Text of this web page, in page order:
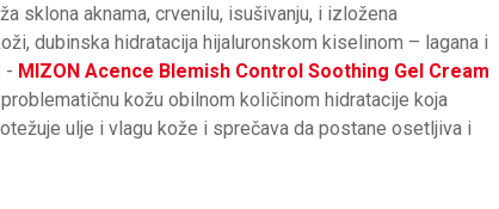
sklona aknama, crvenilu, isušivanju, i izložena
dubinska hidratacija hijaluronskom kiselinom – lagana i
- MIZON Acence Blemish Control Soothing Gel Cream
kožu obilnom količinom hidratacije koja
ulje i vlagu kože i sprečava da postane osetljiva i